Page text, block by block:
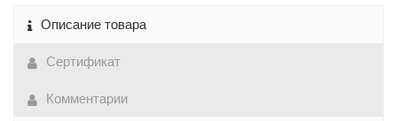
Описание товара
Сертификат
Комментарии